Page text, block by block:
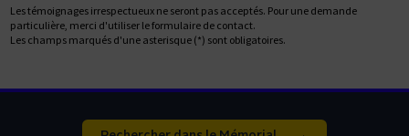
Les témoignages irrespectueux ne seront pas acceptés. Pour une demande
particulière, merci d'utiliser le formulaire de contact.
Les champs marqués d'une asterisque (*) sont obligatoires.